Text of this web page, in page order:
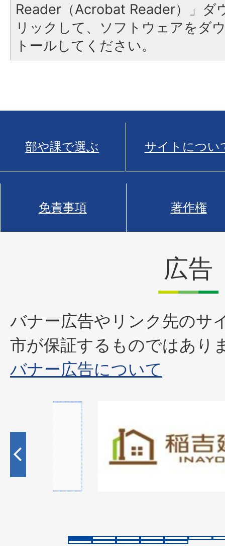
Reader（Acrobat Reader）」ダ
リックして、ソフトウェアをダ
トールしてください。
部や課で選ぶ サイトについ
免責事項 著作権
広告
バナー広告やリンク先のサ
市が保証するものではあり
バナー広告について
の
ラ